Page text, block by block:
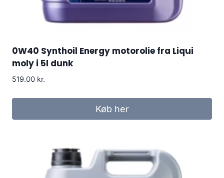
0W40 Synthoil Energy motorolie fra Liqui
moly i 5l dunk
519.00 kr.
Køb her